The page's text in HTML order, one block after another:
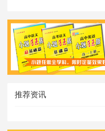
推荐资讯